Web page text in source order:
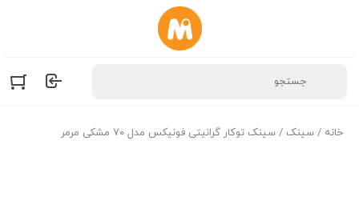
خانه / سینک / سینک توکار گرانیتی فونیکس مدل ۷۰ مشکی مرمر